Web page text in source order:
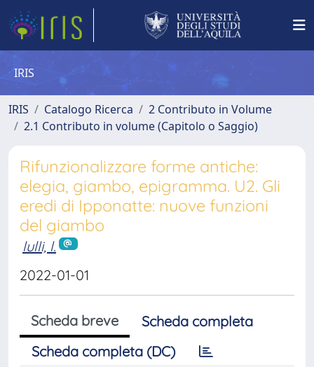
IRIS
IRIS Catalogo Ricerca
2 Contributo in Volume
2.1 Contributo in volume (Capitolo o Saggio)
Rifunzionalizzare forme antiche:
elegia, giambo, epigramma. U2. Gli
eredi di Ipponatte: nuove funzioni
del giambo
lulli, l.
2022-01-01
Scheda breve
Scheda completa
Scheda completa (DC)